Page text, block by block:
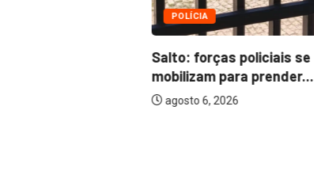
POLÍCIA
Salto: forças policiais se
mobilizam para prender...
agosto 6, 2026